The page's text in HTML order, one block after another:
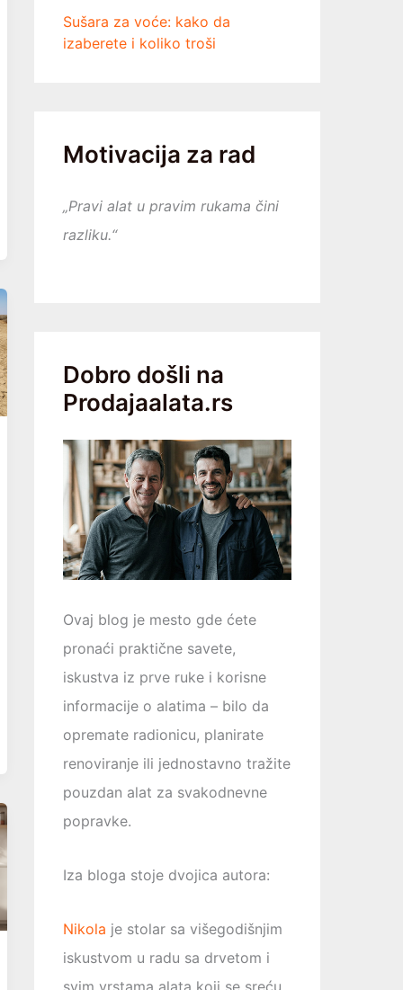
Sušara za voće: kako da
izaberete i koliko troši
Motivacija za rad
„Pravi alat u pravim rukama čini
razliku.“
Dobro došli na
Prodajaalata.rs
Ovaj blog je mesto gde ćete
pronaći praktične savete,
iskustva iz prve ruke i korisne
informacije o alatima – bilo da
opremаtе radionicu, planirate
renoviranje ili jednostavno tražite
pouzdan alat za svakodnevne
popravke.
Iza bloga stoje dvojica autora:
Nikola je stolar sa višegodišnjim
iskustvom u radu sa drvetom i